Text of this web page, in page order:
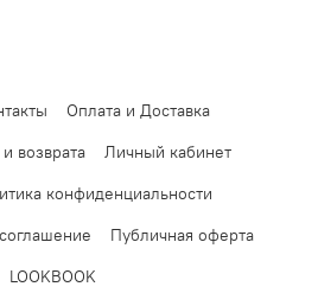
Оплата и Доставка
возврата
Личный кабинет
конфиденциальности
Публичная оферта
LOOKBOOK